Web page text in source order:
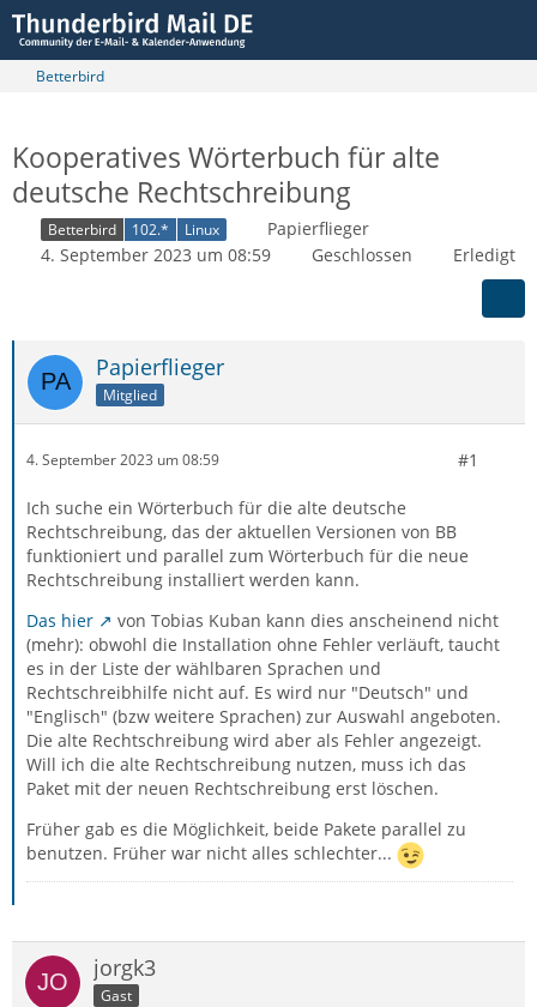
Betterbird
Kooperatives Wörterbuch für alte
deutsche Rechtschreibung
Betterbird 102.* Linux
Papierflieger
4. September 2023 um 08:59
Geschlossen Erledigt
Papierflieger
Mitglied
4. September 2023 um 08:59 #1
Ich suche ein Wörterbuch für die alte deutsche
Rechtschreibung, das der aktuellen Versionen von BB
funktioniert und parallel zum Wörterbuch für die neue
Rechtschreibung installiert werden kann.
Das hier
von Tobias Kuban kann dies anscheinend nicht
(mehr): obwohl die Installation ohne Fehler verläuft, taucht
es in der Liste der wählbaren Sprachen und
Rechtschreibhilfe nicht auf. Es wird nur "Deutsch" und
"Englisch" (bzw weitere Sprachen) zur Auswahl angeboten.
Die alte Rechtschreibung wird aber als Fehler angezeigt.
Will ich die alte Rechtschreibung nutzen, muss ich das
Paket mit der neuen Rechtschreibung erst löschen.
Früher gab es die Möglichkeit, beide Pakete parallel zu
benutzen. Früher war nicht alles schlechter...
jorgk3
Gast